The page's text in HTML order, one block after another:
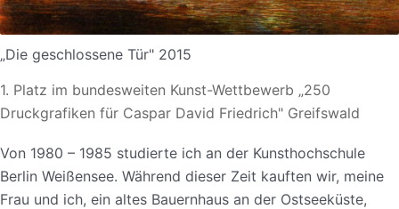
„Die geschlossene Tür" 2015
1. Platz im bundesweiten Kunst-Wettbewerb „250
Druckgrafiken für Caspar David Friedrich" Greifswald
Von 1980 – 1985 studierte ich an der Kunsthochschule
Berlin Weißensee. Während dieser Zeit kauften wir, meine
Frau und ich, ein altes Bauernhaus an der Ostseeküste,